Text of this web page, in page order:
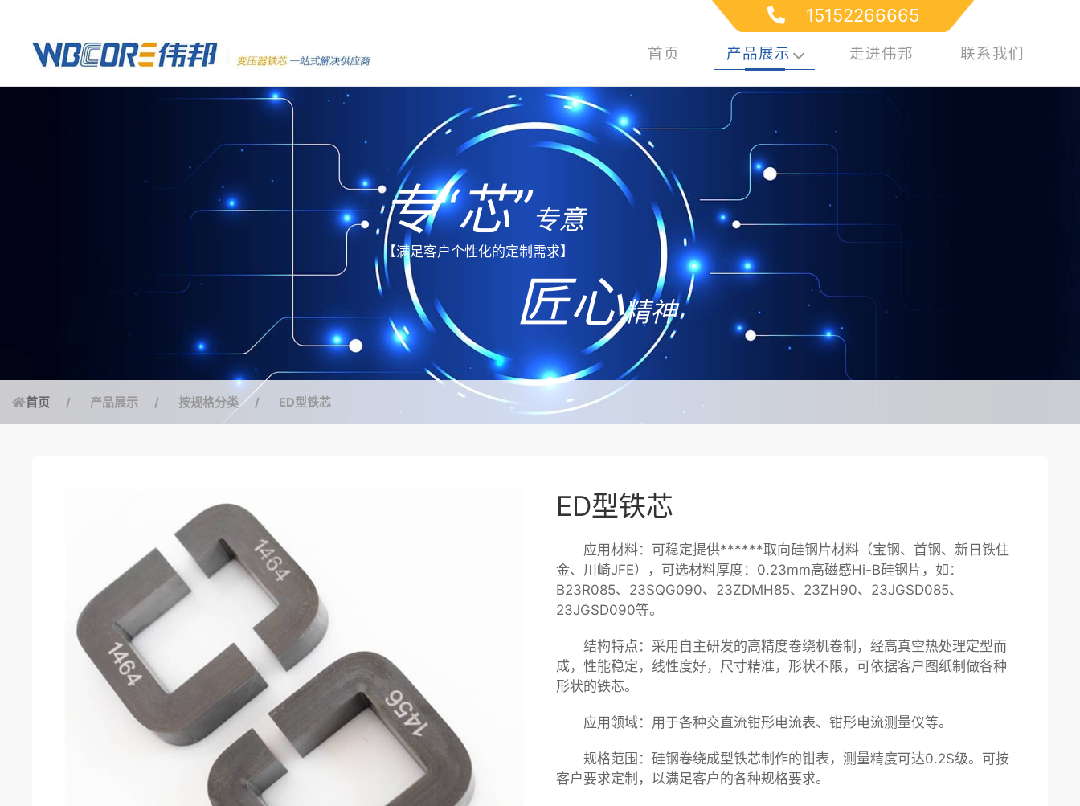
首页 产品展示 走进伟邦 联系我们
15152266665
专“芯”专意
【满足客户个性化的定制需求】
匠心精神
首页 产品展示 按规格分类 ED型铁芯
ED型铁芯
应用材料：可稳定提供******取向硅钢片材料（宝钢、首钢、新日铁住
金、川崎JFE），可选材料厚度：0.23mm高磁感Hi-B硅钢片，如：
B23R085、23SQG090、23ZDMH85、23ZH90、23JGSD085、
23JGSD090等。
结构特点：采用自主研发的高精度卷绕机卷制，经高真空热处理定型而
成，性能稳定，线性度好，尺寸精准，形状不限，可依据客户图纸制做各种
形状的铁芯。
应用领域：用于各种交直流钳形电流表、钳形电流测量仪等。
规格范围：硅钢卷绕成型铁芯制作的钳表，测量精度可达0.2S级。可按
客户要求定制，以满足客户的各种规格要求。